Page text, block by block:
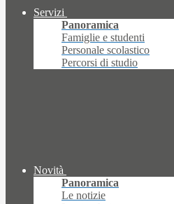
Servizi
Panoramica
Famiglie e studenti
Personale scolastico
Percorsi di studio
Novità
Panoramica
Le notizie